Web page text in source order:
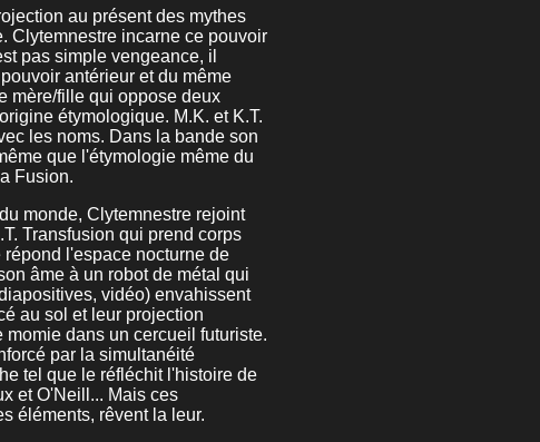
au présent des mythes
Clytemnestre incarne ce pouvoir
pas simple vengeance, il
antérieur et du même
mère/fille qui oppose deux
étymologique. M.K. et K.T.
les noms. Dans la bande son
que l'étymologie même du
Fusion.
monde, Clytemnestre rejoint
Transfusion qui prend corps
l'espace nocturne de
âme à un robot de métal qui
vidéo) envahissent
au sol et leur projection
dans un cercueil futuriste.
par la simultanéité
tel que le réfléchit l'histoire de
et O'Neill... Mais ces
éléments, rêvent la leur.